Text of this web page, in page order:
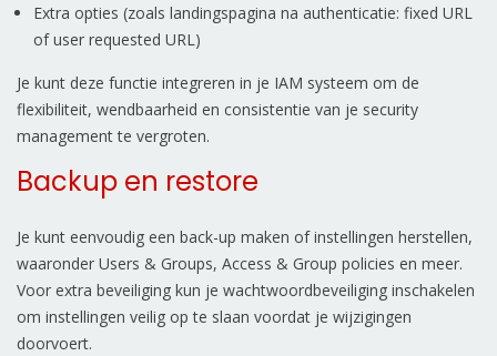
Extra opties (zoals landingspagina na authenticatie: fixed URL
of user requested URL)
Je kunt deze functie integreren in je IAM systeem om de
flexibiliteit, wendbaarheid en consistentie van je security
management te vergroten.
Backup en restore
Je kunt eenvoudig een back-up maken of instellingen herstellen,
waaronder Users & Groups, Access & Group policies en meer.
Voor extra beveiliging kun je wachtwoordbeveiliging inschakelen
om instellingen veilig op te slaan voordat je wijzigingen
doorvoert.